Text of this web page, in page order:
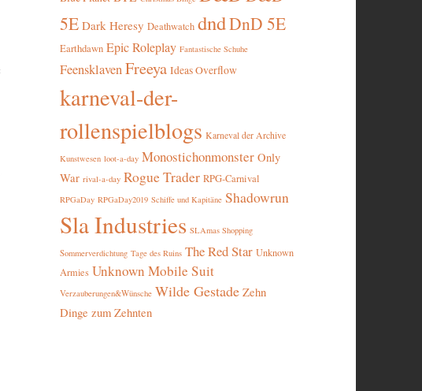
5E Dark Heresy Deathwatch dndDnD 5E
Earthdawn Epic Roleplay Fantastische Schuhe
Feensklaven Freeya Ideas Overflow
karneval-der-
rollenspielblogs Karneval der Archive
Kunstwesen loot-a-day Monostichonmonster Only
War rival-a-day Rogue Trader RPG-Carnival
RPGaDay RPGaDay2019 Schiffe und Kapitäne Shadowrun
Sla Industries SLAmas Shopping
Sommerverdichtung Tage des Ruins The Red Star Unknown
Armies Unknown Mobile Suit
Verzauberungen&Wünsche Wilde Gestade Zehn
Dinge zum Zehnten